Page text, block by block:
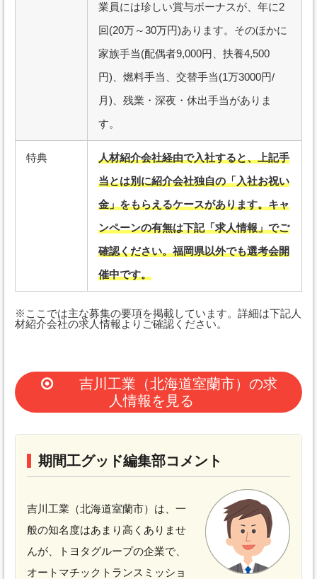
業員には珍しい賞与ボーナスが、年に2
回(20万～30万円)あります。そのほかに
家族手当(配偶者9,000円、扶養4,500
円)、燃料手当、交替手当(1万3000円/
月)、残業・深夜・休出手当がありま
す。
特典
人材紹介会社経由で入社すると、上記手
当とは別に紹介会社独自の「入社お祝い
金」をもらえるケースがあります。キャ
ンペーンの有無は下記「求人情報」でご
確認ください。福岡県以外でも選考会開
催中です。
※ここでは主な募集の要項を掲載しています。詳細は下記人
材紹介会社の求人情報よりご確認ください。
吉川工業（北海道室蘭市）の求
人情報を見る
期間工グッド編集部コメント
吉川工業（北海道室蘭市）は、一
般の知名度はあまり高くありませ
んが、トヨタグループの企業で、
オートマチックトランスミッショ